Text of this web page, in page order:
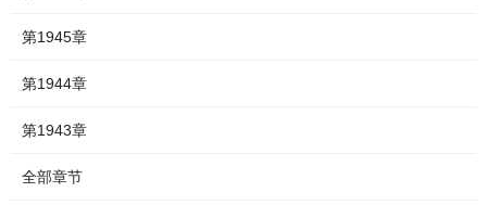
第1945章
第1944章
第1943章
全部章节